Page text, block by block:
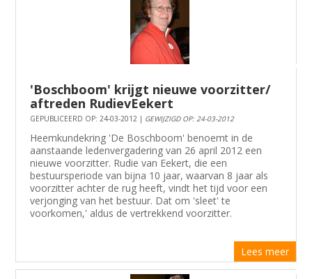
'Boschboom' krijgt nieuwe voorzitter/
aftreden RudievEekert
GEPUBLICEERD OP: 24-03-2012 | GEWIJZIGD OP: 24-03-2012
Heemkundekring 'De Boschboom' benoemt in de
aanstaande ledenvergadering van 26 april 2012 een
nieuwe voorzitter. Rudie van Eekert, die een
bestuursperiode van bijna 10 jaar, waarvan 8 jaar als
voorzitter achter de rug heeft, vindt het tijd voor een
verjonging van het bestuur. Dat om 'sleet' te
voorkomen,' aldus de vertrekkend voorzitter.
Lees meer